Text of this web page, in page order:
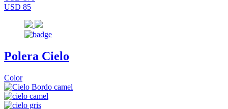
USD 85
Polera Cielo
Color